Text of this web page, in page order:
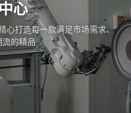
心
心打造每一款满足市场需求、
流的精品